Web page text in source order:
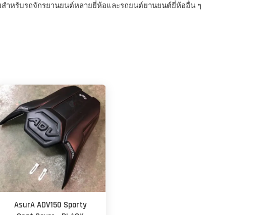
ำหรับรถจักรยานยนต์หลายยี่ห้อและรถยนต์ยานยนต์ยี่ห้ออื่น ๆ
AsurA ADV150 Sporty